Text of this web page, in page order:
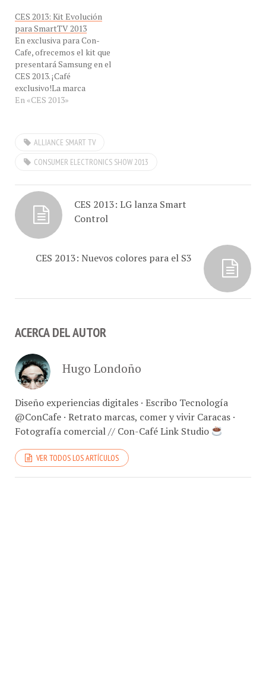
del Booth de Samsung
Electronics en el
Consumer Electronics
Show 2013, a menos de 24
horas de la apertura oficial
del CES 2013, en Las
Vegas,…
CES 2013: Kit Evolución
para SmartTV 2013
En exclusiva para Con-
Cafe, ofrecemos el kit que
presentará Samsung en el
CES 2013. ¡Café
exclusivo!La marca
Samsung presentará su
Las Vegas entre el 8 y el 11
de enero, su Kit para
completar la evolución…
En «CES 2013»
ALLIANCE SMART TV
CONSUMER ELECTRONICS SHOW 2013
CES 2013: LG lanza Smart
Control
CES 2013: Nuevos colores para el S3
ACERCA DEL AUTOR
Hugo Londoño
Diseño experiencias digitales · Escribo Tecnología
@ConCafe · Retrato marcas, comer y vivir Caracas ·
Fotografía comercial // Con-Café Link Studio
VER TODOS LOS ARTÍCULOS